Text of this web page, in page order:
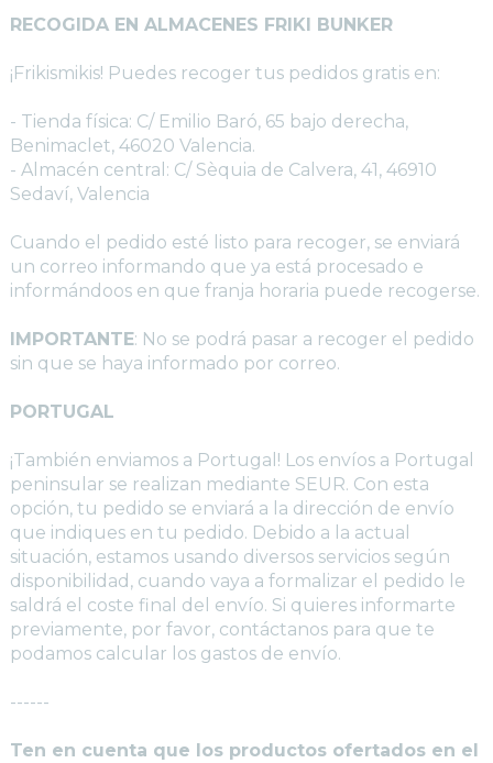
RECOGIDA EN ALMACENES FRIKI BUNKER
¡Frikismikis! Puedes recoger tus pedidos gratis en:
- Tienda física: C/ Emilio Baró, 65 bajo derecha,
Benimaclet, 46020 Valencia.
- Almacén central: C/ Sèquia de Calvera, 41, 46910
Sedaví, Valencia
Cuando el pedido esté listo para recoger, se enviará
un correo informando que ya está procesado e
informándoos en que franja horaria puede recogerse.
IMPORTANTE: No se podrá pasar a recoger el pedido
sin que se haya informado por correo.
PORTUGAL
¡También enviamos a Portugal! Los envíos a Portugal
peninsular se realizan mediante SEUR. Con esta
opción, tu pedido se enviará a la dirección de envío
que indiques en tu pedido. Debido a la actual
situación, estamos usando diversos servicios según
disponibilidad, cuando vaya a formalizar el pedido le
saldrá el coste final del envío. Si quieres informarte
previamente, por favor, contáctanos para que te
podamos calcular los gastos de envío.
------
Ten en cuenta que los productos ofertados en el
visitas de nuestra web, fuentes, medios, navegación... Así
páginas son más populares y cuales necesitamos mejorar.
Toda la información que recaban estas cookies es anónima y
sabremos si nuestra web es visitada.
Confirmar tus preferencias
Respetamos tu privacidad, por lo que puede escoger no
tan solo con las estrictamente necesarias. Sin embargo, tu
experiencia de usuario o servicio que te ofrecemos podrá
verse mermado.
Si deseas navegar solo con las cookies necesarias
pulsa: BLOQUEAR COOKIES